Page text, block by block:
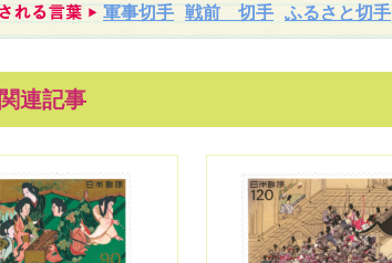
軍事切手 戦前 切手 ふるさと切手
関連記事